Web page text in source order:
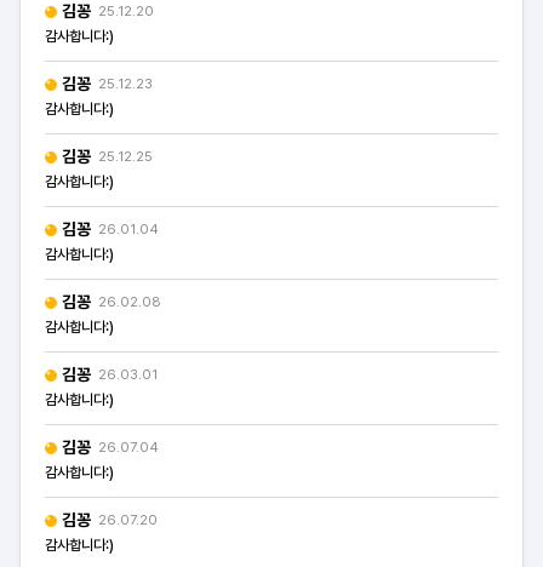
김꽁 25.12.20
감사합니다:)
김꽁 25.12.23
감사합니다:)
김꽁 25.12.25
감사합니다:)
김꽁 26.01.04
감사합니다:)
김꽁 26.02.08
감사합니다:)
김꽁 26.03.01
감사합니다:)
김꽁 26.07.04
감사합니다:)
김꽁 26.07.20
감사합니다:)